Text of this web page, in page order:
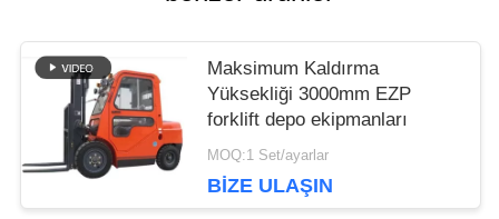
Maksimum Kaldırma
Yüksekliği 3000mm EZP
forklift depo ekipmanları
MOQ:1 Set/ayarlar
BIZE ULAŞIN